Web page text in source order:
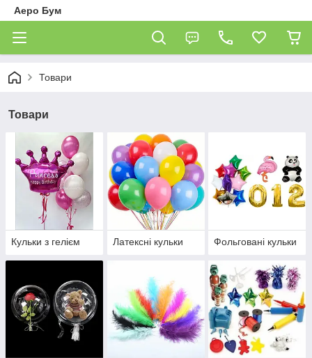
Аеро Бум
Товари
Товари
Кульки з гелієм Латексні кульки Фольговані кульки